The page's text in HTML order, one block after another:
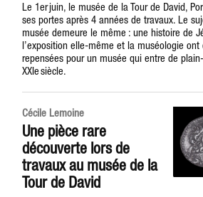
Le 1er juin, le musée de la Tour de David,
ses portes après 4 années de travaux. Le
musée demeure le même : une histoire de
l’exposition elle-même et la muséologie
repensées pour un musée qui entre de
XXIe siècle.
Cécile Lemoine
Une pièce rare
découverte lors de
travaux au musée de la
Tour de David